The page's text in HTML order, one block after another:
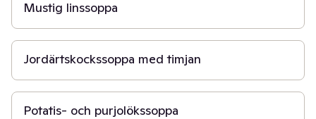
Mustig linssoppa
30 min
Jordärtskockssoppa med timjan
30 min
Potatis- och purjolökssoppa